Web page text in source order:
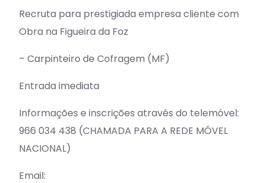
Recruta para prestigiada empresa cliente com
Obra na Figueira da Foz
– Carpinteiro de Cofragem (MF)
Entrada imediata
Informações e inscrições através do telemóvel:
966 034 438 (CHAMADA PARA A REDE MÓVEL
NACIONAL)
Email: